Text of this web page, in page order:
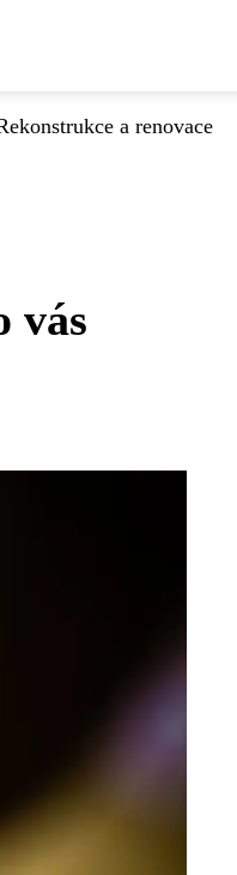
a renovace
vás